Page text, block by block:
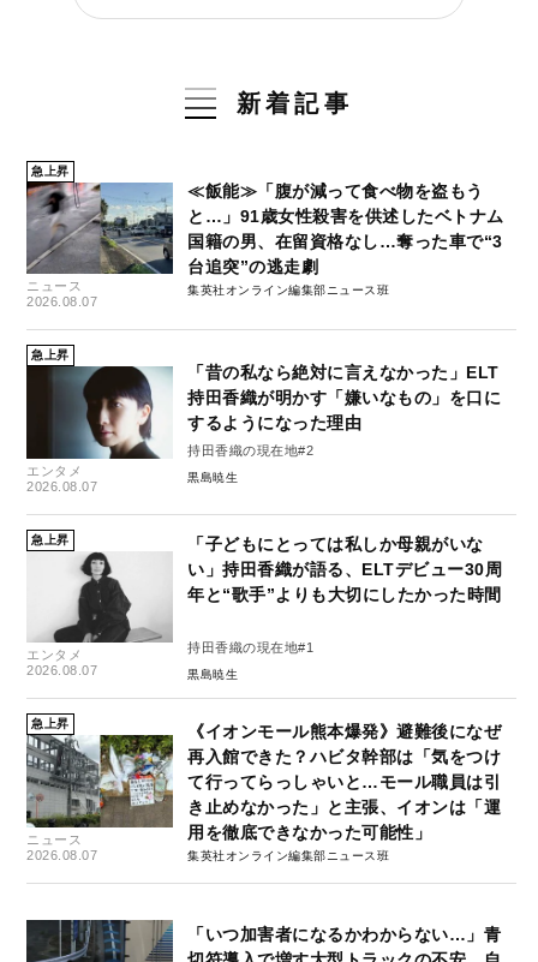
新着記事
急上昇
ニュース
2026.08.07
≪飯能≫「腹が減って食べ物を盗もう
と…」91歳女性殺害を供述したベトナム
国籍の男、在留資格なし…奪った車で“3
台追突”の逃走劇
集英社オンライン編集部ニュース班
急上昇
エンタメ
2026.08.07
「昔の私なら絶対に言えなかった」ELT
持田香織が明かす「嫌いなもの」を口に
するようになった理由
持田香織の現在地#2
黒島暁生
急上昇
エンタメ
2026.08.07
「子どもにとっては私しか母親がいな
い」持田香織が語る、ELTデビュー30周
年と“歌手”よりも大切にしたかった時間
持田香織の現在地#1
黒島暁生
急上昇
ニュース
2026.08.07
《イオンモール熊本爆発》避難後になぜ
再入館できた？ハビタ幹部は「気をつけ
て行ってらっしゃいと…モール職員は引
き止めなかった」と主張、イオンは「運
用を徹底できなかった可能性」
集英社オンライン編集部ニュース班
「いつ加害者になるかわからない…」青